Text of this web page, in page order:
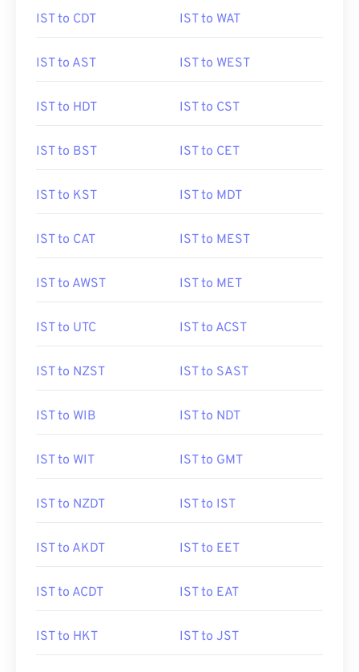
IST to CDT IST to WAT
IST to AST IST to WEST
IST to HDT IST to CST
IST to BST IST to CET
IST to KST IST to MDT
IST to CAT IST to MEST
IST to AWST IST to MET
IST to UTC IST to ACST
IST to NZST IST to SAST
IST to WIB IST to NDT
IST to WIT IST to GMT
IST to NZDT IST to IST
IST to AKDT IST to EET
IST to ACDT IST to EAT
IST to HKT IST to JST